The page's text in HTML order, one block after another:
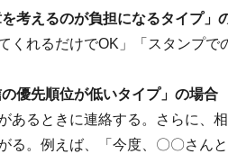
考えるのが負担になるタイプ」
くれるだけでOK」「スタンプで
優先順位が低いタイプ」の場合
あるときに連絡する。さらに、
る。例えば、「今度、〇〇さん